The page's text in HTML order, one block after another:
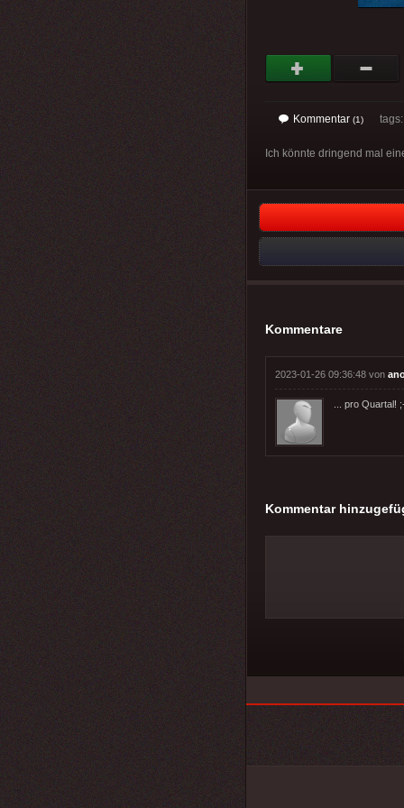
Kommentar (1)
Ich könnte dringend mal
Kommentare
2023-01-26 09:36:48 von
... pro Quartal!
Kommentar